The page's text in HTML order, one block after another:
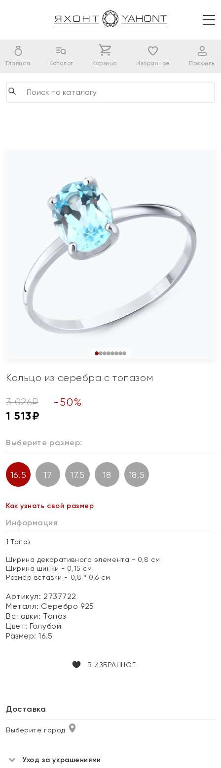
Главная Каталог Корзина Избранное Профиль
Кольцо из серебра с топазом
3 026₽ -50%
1 513₽
Выберите размер:
16.5 17 17.5 18 18.5
Как узнать свой размер
Информация
1 Топаз
Ширина декоративного элемента - 0,8 см
Ширина шинки - 0,15 см
Размер вставки - 0,8 * 0,6 см
Артикул: 2737722
Металл: Серебро 925
Вставки: Топаз
Цвет:Голубой
Размер:16.5
В ИЗБРАННОЕ
Доставка
Выберите город
Уход за украшениями